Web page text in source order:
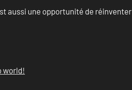
aussi une opportunité de
world!